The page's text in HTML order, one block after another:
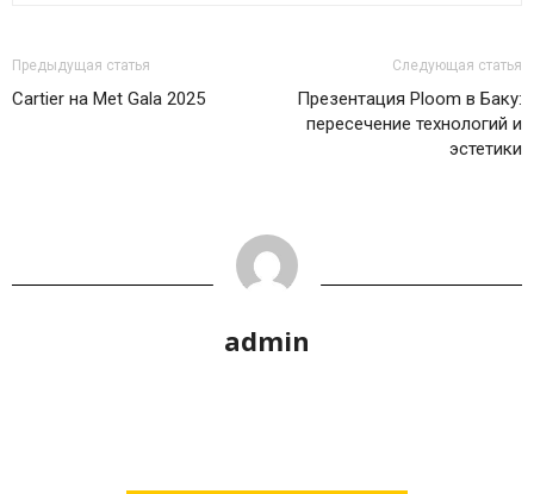
Предыдущая статья
Cartier на Met Gala 2025
Следующая статья
Презентация Ploom в Баку:
пересечение технологий и
эстетики
admin